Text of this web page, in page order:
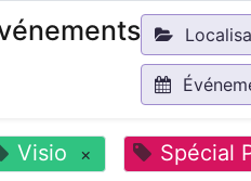
Visio × Spécial